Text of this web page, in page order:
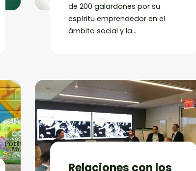
de 200 galardones por su
espíritu emprendedor en el
ámbito social y la
Relaciones con los